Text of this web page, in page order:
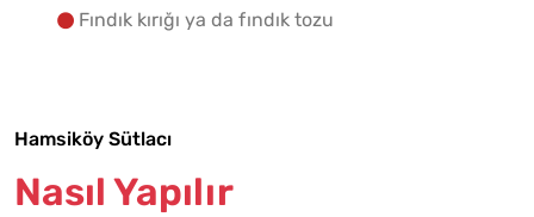
Fındık kırığı ya da fındık tozu
Hamsiköy Sütlacı
Nasıl Yapılır